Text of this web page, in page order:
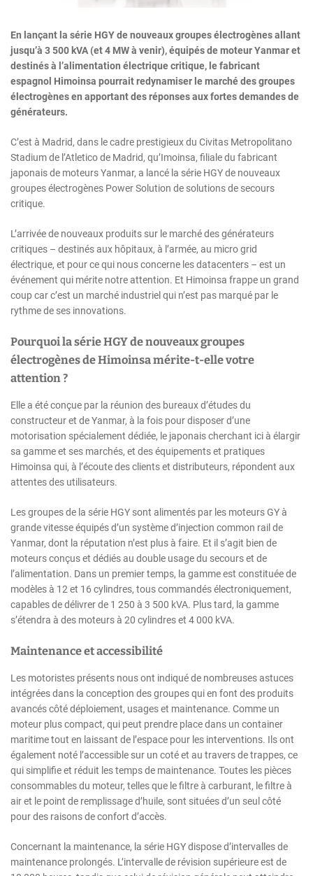
En lançant la série HGY de nouveaux groupes électrogènes allant
jusqu’à 3 500 kVA (et 4 MW à venir), équipés de moteur Yanmar et
destinés à l’alimentation électrique critique, le fabricant
espagnol Himoinsa pourrait redynamiser le marché des groupes
électrogènes en apportant des réponses aux fortes demandes de
générateurs.
C’est à Madrid, dans le cadre prestigieux du Civitas Metropolitano
Stadium de l’Atletico de Madrid, qu’Imoinsa, filiale du fabricant
japonais de moteurs Yanmar, a lancé la série HGY de nouveaux
groupes électrogènes Power Solution de solutions de secours
critique.
L’arrivée de nouveaux produits sur le marché des générateurs
critiques – destinés aux hôpitaux, à l’armée, au micro grid
électrique, et pour ce qui nous concerne les datacenters – est un
événement qui mérite notre attention. Et Himoinsa frappe un grand
coup car c’est un marché industriel qui n’est pas marqué par le
rythme de ses innovations.
Pourquoi la série HGY de nouveaux groupes
électrogènes de Himoinsa mérite-t-elle votre
attention ?
Elle a été conçue par la réunion des bureaux d’études du
constructeur et de Yanmar, à la fois pour disposer d’une
motorisation spécialement dédiée, le japonais cherchant ici à élargir
sa gamme et ses marchés, et des équipements et pratiques
Himoinsa qui, à l’écoute des clients et distributeurs, répondent aux
attentes des utilisateurs.
Les groupes de la série HGY sont alimentés par les moteurs GY à
grande vitesse équipés d’un système d’injection common rail de
Yanmar, dont la réputation n’est plus à faire. Et il s’agit bien de
moteurs conçus et dédiés au double usage du secours et de
l’alimentation. Dans un premier temps, la gamme est constituée de
modèles à 12 et 16 cylindres, tous commandés électroniquement,
capables de délivrer de 1 250 à 3 500 kVA. Plus tard, la gamme
s’étendra à des moteurs à 20 cylindres et 4 000 kVA.
Maintenance et accessibilité
Les motoristes présents nous ont indiqué de nombreuses astuces
intégrées dans la conception des groupes qui en font des produits
avancés côté déploiement, usages et maintenance. Comme un
moteur plus compact, qui peut prendre place dans un container
maritime tout en laissant de l’espace pour les interventions. Ils ont
également noté l’accessible sur un coté et au travers de trappes, ce
qui simplifie et réduit les temps de maintenance. Toutes les pièces
consommables du moteur, telles que le filtre à carburant, le filtre à
air et le point de remplissage d’huile, sont situées d’un seul côté
pour des raisons de confort d’accès.
Concernant la maintenance, la série HGY dispose d’intervalles de
maintenance prolongés. L’intervalle de révision supérieure est de